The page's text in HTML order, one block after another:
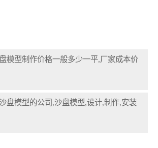
模型制作价格一般多少一平,厂家成本价
盘模型的公司,沙盘模型,设计,制作,安装